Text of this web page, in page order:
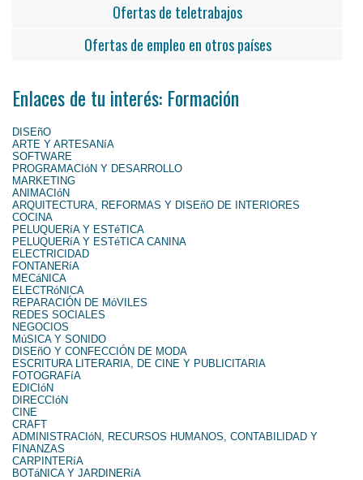
Ofertas de teletrabajos
Ofertas de empleo en otros países
Enlaces de tu interés: Formación
DISEñO
ARTE Y ARTESANíA
SOFTWARE
PROGRAMACIóN Y DESARROLLO
MARKETING
ANIMACIóN
ARQUITECTURA, REFORMAS Y DISEñO DE INTERIORES
COCINA
PELUQUERíA Y ESTéTICA
PELUQUERíA Y ESTéTICA CANINA
ELECTRICIDAD
FONTANERíA
MECáNICA
ELECTRóNICA
REPARACIÓN DE MóVILES
REDES SOCIALES
NEGOCIOS
MúSICA Y SONIDO
DISEñO Y CONFECCIÓN DE MODA
ESCRITURA LITERARIA, DE CINE Y PUBLICITARIA
FOTOGRAFíA
EDICIóN
DIRECCIóN
CINE
CRAFT
ADMINISTRACIóN, RECURSOS HUMANOS, CONTABILIDAD Y
FINANZAS
CARPINTERíA
BOTáNICA Y JARDINERíA